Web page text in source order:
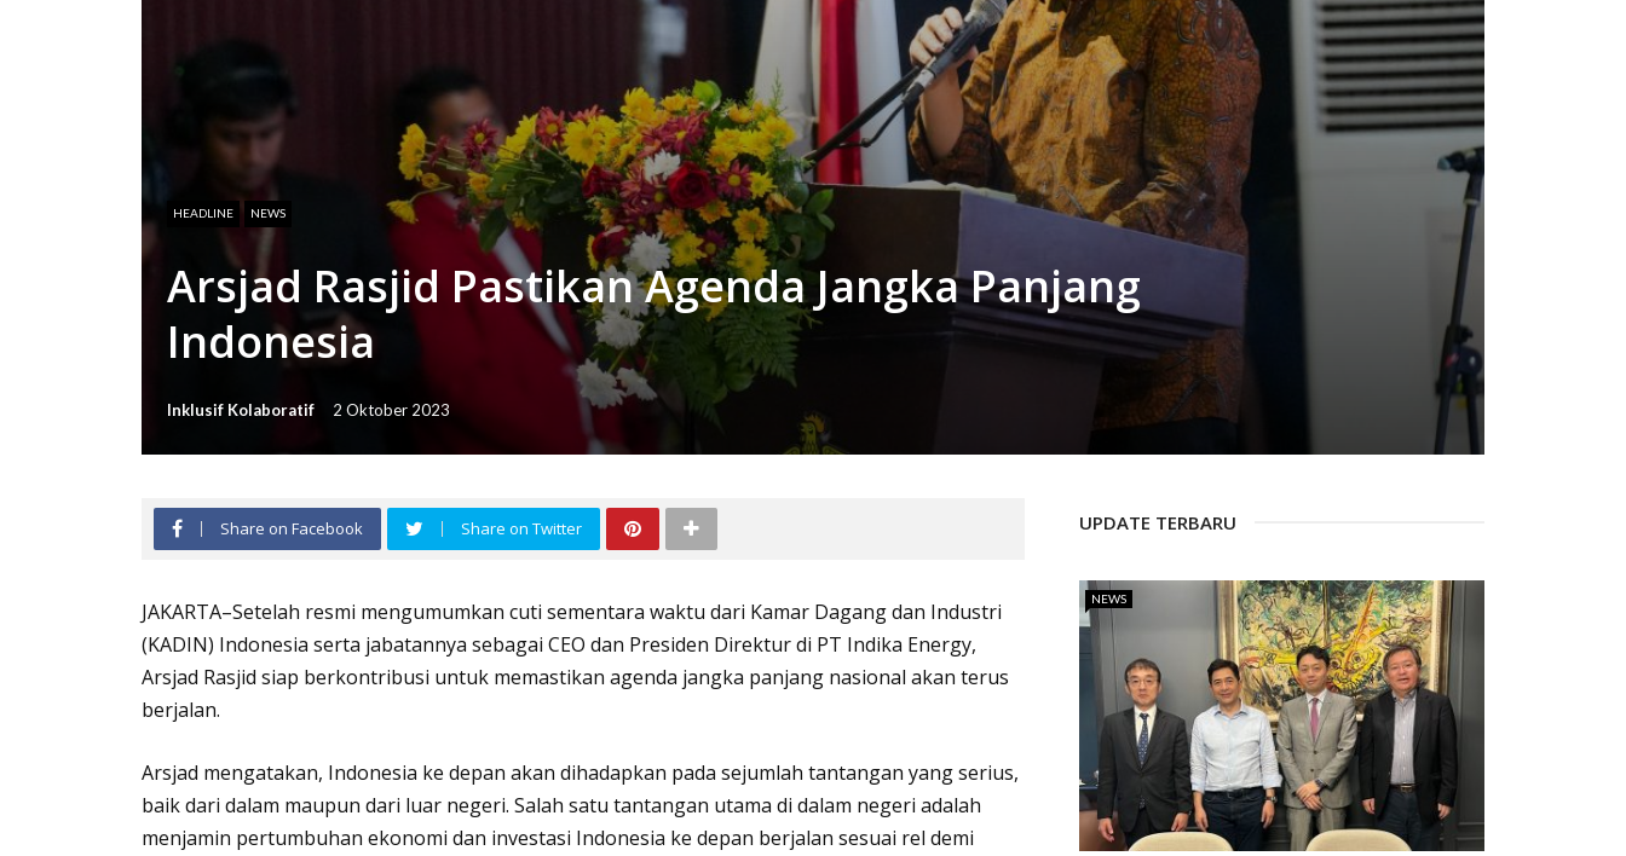
HEADLINE NEWS
Arsjad Rasjid Pastikan Agenda Jangka Panjang
Indonesia
Inklusif Kolaboratif 2 Oktober 2023
Share on Facebook Share on Twitter
JAKARTA–Setelah resmi mengumumkan cuti sementara waktu dari Kamar Dagang dan Industri
(KADIN) Indonesia serta jabatannya sebagai CEO dan Presiden Direktur di PT Indika Energy,
Arsjad Rasjid siap berkontribusi untuk memastikan agenda jangka panjang nasional akan terus
berjalan.
Arsjad mengatakan, Indonesia ke depan akan dihadapkan pada sejumlah tantangan yang serius,
baik dari dalam maupun dari luar negeri. Salah satu tantangan utama di dalam negeri adalah
menjamin pertumbuhan ekonomi dan investasi Indonesia ke depan berjalan sesuai rel demi
UPDATE TERBARU
NEWS